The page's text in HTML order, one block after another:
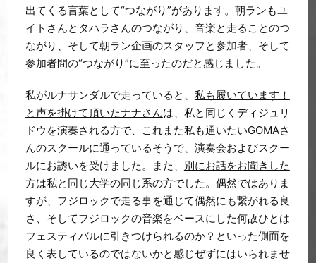
出てくる言葉として“つながり”があります。朝ランもユ
イトさんとタハラさんのつながり、音楽と走ることのつ
ながり、そして朝ラン企画のスタッフと参加者、そして
参加者間の“つながり”に至ったのだと感じました。
私がルナサンダルで走っていると、 私も履いています！
と声を掛けて頂いたナナさんは、私と同じくディジュリ
ドウを演奏される方で、これまた私も通いたいGOMAさ
んのスクールに通っているそうで、演奏会およびスクー
ルにお誘いを受けました。また、 別にお話をお聞きした
方は私と同じ大学の同じ系の方でした。偶然ではありま
すが、フジロックで走る事を通じて偶然にも繋がれる良
さ、そしてフジロックの音楽をベースにした何故ひとは
フェスティバルに引きつけられるのか？といった側面を
良く表しているのではないかと感じぜずにはいられませ